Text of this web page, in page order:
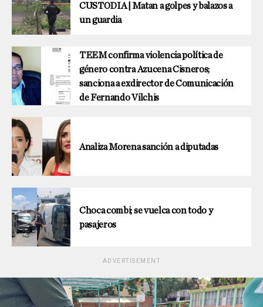
CUSTODIA | Matan a golpes y balazos a
un guardia
TEEM confirma violencia política de
género contra Azucena Cisneros;
sanciona a exdirector de Comunicación
de Fernando Vilchis
Analiza Morena sanción a diputadas
Choca combi; se vuelca con todo y
pasajeros
ADVERTISEMENT